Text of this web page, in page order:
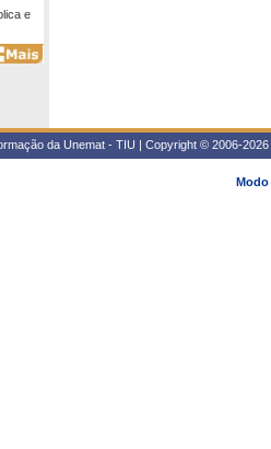
e
da Unemat - TIU | Copyright © 2006-
Modo